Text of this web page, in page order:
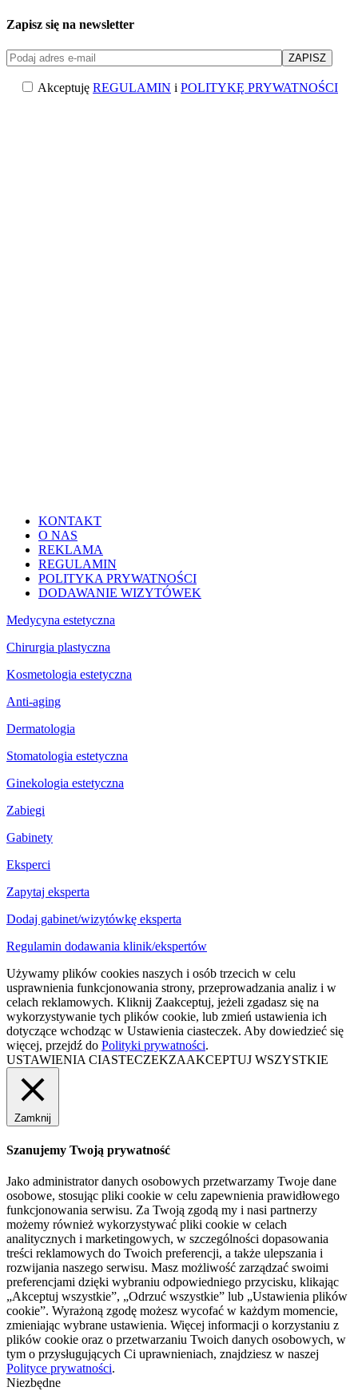
Zapisz się na newsletter
Akceptuję REGULAMIN i POLITYKĘ PRYWATNOŚCI
KONTAKT
O NAS
REKLAMA
REGULAMIN
POLITYKA PRYWATNOŚCI
DODAWANIE WIZYTÓWEK
Medycyna estetyczna
Chirurgia plastyczna
Kosmetologia estetyczna
Anti-aging
Dermatologia
Stomatologia estetyczna
Ginekologia estetyczna
Zabiegi
Gabinety
Eksperci
Zapytaj eksperta
Dodaj gabinet/wizytówkę eksperta
Regulamin dodawania klinik/ekspertów
Używamy plików cookies naszych i osób trzecich w celu
usprawnienia funkcjonowania strony, przeprowadzania analiz i w
celach reklamowych. Kliknij Zaakceptuj, jeżeli zgadasz się na
wykorzystywanie tych plików cookie, lub zmień ustawienia ich
dotyczące wchodząc w Ustawienia ciasteczek. Aby dowiedzieć się
więcej, przejdź do Polityki prywatności.
USTAWIENIA CIASTECZEKZAAKCEPTUJ WSZYSTKIE
Zamknij
Szanujemy Twoją prywatność
Jako administrator danych osobowych przetwarzamy Twoje dane
osobowe, stosując pliki cookie w celu zapewnienia prawidłowego
funkcjonowania serwisu. Za Twoją zgodą my i nasi partnerzy
możemy również wykorzystywać pliki cookie w celach
analitycznych i marketingowych, w szczególności dopasowania
treści reklamowych do Twoich preferencji, a także ulepszania i
rozwijania naszego serwisu. Masz możliwość zarządzać swoimi
preferencjami dzięki wybraniu odpowiedniego przycisku, klikając
„Akceptuj wszystkie”, „Odrzuć wszystkie” lub „Ustawienia plików
cookie”. Wyrażoną zgodę możesz wycofać w każdym momencie,
zmieniając wybrane ustawienia. Więcej informacji o korzystaniu z
plików cookie oraz o przetwarzaniu Twoich danych osobowych, w
tym o przysługujących Ci uprawnieniach, znajdziesz w naszej
Polityce prywatności.
Niezbędne